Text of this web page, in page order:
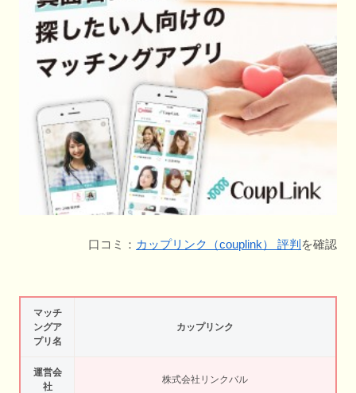
口コミ： カップリンク（couplink） 評判 を確認
マッチ
ングア
プリ名
カップリンク
運営会
社
株式会社リンクバル